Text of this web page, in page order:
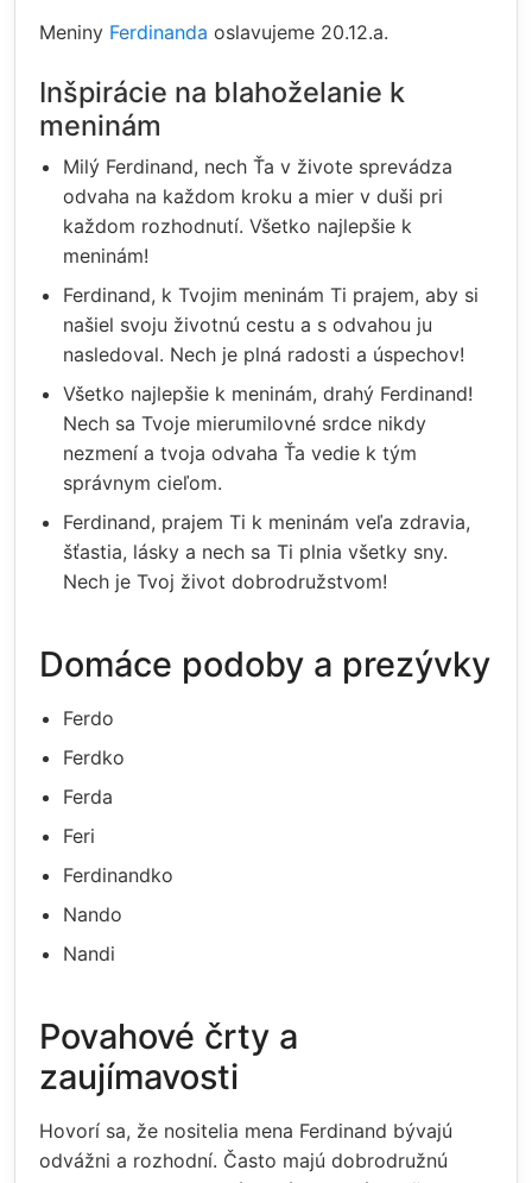
Meniny Ferdinanda oslavujeme 20.12.a.
Inšpirácie na blahoželanie k
meninám
Milý Ferdinand, nech Ťa v živote sprevádza
odvaha na každom kroku a mier v duši pri
každom rozhodnutí. Všetko najlepšie k
meninám!
Ferdinand, k Tvojim meninám Ti prajem, aby si
našiel svoju životnú cestu a s odvahou ju
nasledoval. Nech je plná radosti a úspechov!
Všetko najlepšie k meninám, drahý Ferdinand!
Nech sa Tvoje mierumilovné srdce nikdy
nezmení a tvoja odvaha Ťa vedie k tým
správnym cieľom.
Ferdinand, prajem Ti k meninám veľa zdravia,
šťastia, lásky a nech sa Ti plnia všetky sny.
Nech je Tvoj život dobrodružstvom!
Domáce podoby a prezývky
Ferdo
Ferdko
Ferda
Feri
Ferdinandko
Nando
Nandi
Povahové črty a
zaujímavosti
Hovorí sa, že nositelia mena Ferdinand bývajú
odvážni a rozhodní. Často majú dobrodružnú